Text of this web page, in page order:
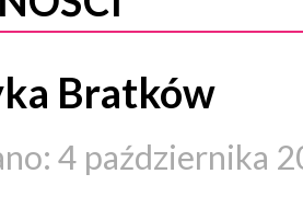
Bratków
4 października